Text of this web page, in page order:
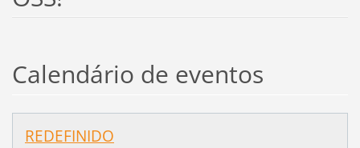
Calendário de eventos
REDEFINIDO